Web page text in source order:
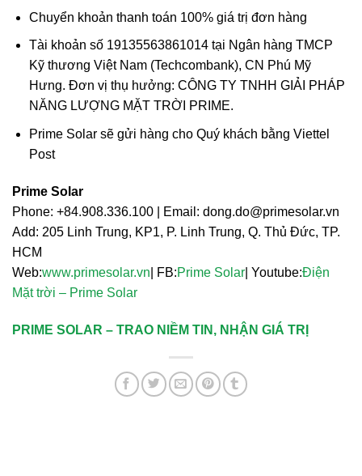
Chuyển khoản thanh toán 100% giá trị đơn hàng
Tài khoản số 19135563861014 tại Ngân hàng TMCP
Kỹ thương Việt Nam (Techcombank), CN Phú Mỹ
Hưng. Đơn vị thụ hưởng: CÔNG TY TNHH GIẢI PHÁP
NĂNG LƯỢNG MẶT TRỜI PRIME.
Prime Solar sẽ gửi hàng cho Quý khách bằng Viettel
Post
Prime Solar
Phone: +84.908.336.100 | Email: dong.do@primesolar.vn
Add: 205 Linh Trung, KP1, P. Linh Trung, Q. Thủ Đức, TP.
HCM
Web:www.primesolar.vn | FB:Prime Solar | Youtube:Điện
Mặt trời – Prime Solar
PRIME SOLAR – TRAO NIỀM TIN, NHẬN GIÁ TRỊ